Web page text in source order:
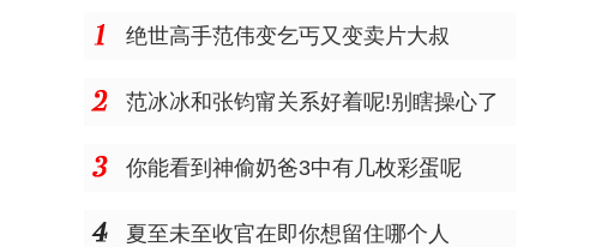
绝世高手范伟变乞丐又变卖片大叔
范冰冰和张钧甯关系好着呢!别瞎操心了
你能看到神偷奶爸3中有几枚彩蛋呢
夏至未至收官在即你想留住哪个人